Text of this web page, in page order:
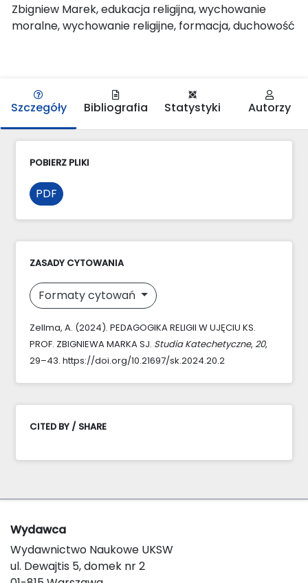
Zbigniew Marek, edukacja religijna, wychowanie
moralne, wychowanie religijne, formacja, duchowość
Szczegóły Bibliografia Statystyki Autorzy
POBIERZ PLIKI
PDF
ZASADY CYTOWANIA
Formaty cytowań
Zellma, A. (2024). PEDAGOGIKA RELIGII W UJĘCIU KS.
PROF. ZBIGNIEWA MARKA SJ. Studia Katechetyczne, 20,
29–43. https://doi.org/10.21697/sk.2024.20.2
CITED BY / SHARE
Wydawca
Wydawnictwo Naukowe UKSW
ul. Dewajtis 5, domek nr 2